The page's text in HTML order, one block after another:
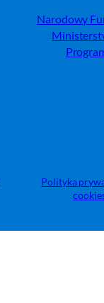
Narodowy
Polityka